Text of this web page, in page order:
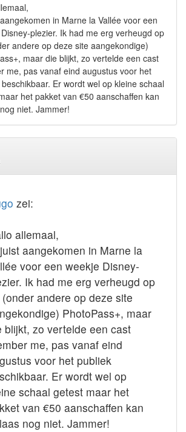
in Marne la Vallée voor een
plezier. Ik had me erg verheugd op
andere op deze site aangekondige)
maar die blijkt, zo vertelde een cast
me, pas vanaf eind augustus voor het
Er wordt wel op kleine schaal
het pakket van €50 aanschaffen kan
niet. Jammer!
zei:
allemaal,
aangekomen in Marne la
voor een weekje Disney-
Ik had me erg verheugd op
andere op deze site
PhotoPass+, maar
blijkt, zo vertelde een cast
me, pas vanaf eind
voor het publiek
Er wordt wel op
schaal getest maar het
van €50 aanschaffen kan
nog niet. Jammer!